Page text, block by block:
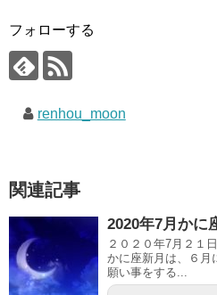
フォローする
renhou_moon
関連記事
2020年7月かに
２０２０年7月２１
かに座新月は、６月
願い事をする...